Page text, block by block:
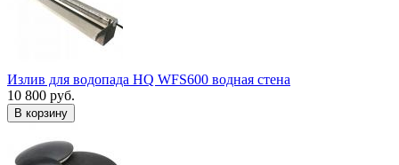
Излив для водопада HQ WFS600 водная стена
10 800 руб.
В корзину